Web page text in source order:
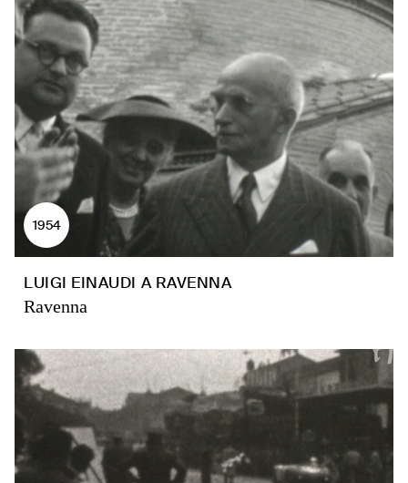
1954
LUIGI EINAUDI A RAVENNA
Ravenna